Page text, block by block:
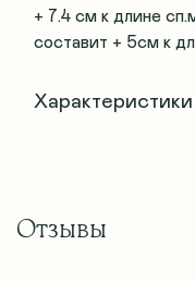
+ 7.4 см к длине
составит + 5см к
Характеристики
Отзывы